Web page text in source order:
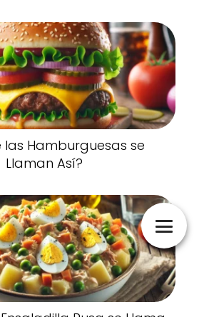
las Hamburguesas se
Llaman Así?